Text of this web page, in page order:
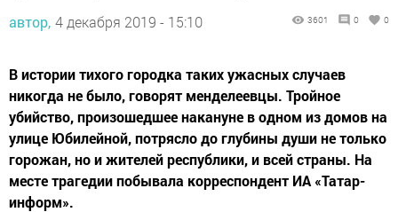
автор, 4 декабря 2019 - 15:10 3601 0 0
В истории тихого городка таких ужасных случаев
никогда не было, говорят менделеевцы. Тройное
убийство, произошедшее накануне в одном из домов на
улице Юбилейной, потрясло до глубины души не только
горожан, но и жителей республики, и всей страны. На
месте трагедии побывала корреспондент ИА «Татар-
информ».